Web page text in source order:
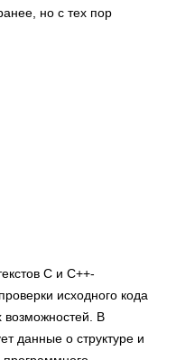
но с тех пор
C и C++-
исходного кода
возможностей. В
данные о структуре и